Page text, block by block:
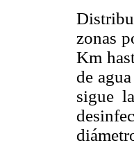
zonas
Km
de
sigue